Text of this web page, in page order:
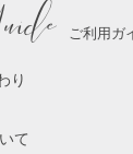
ご利用ガ
り
て